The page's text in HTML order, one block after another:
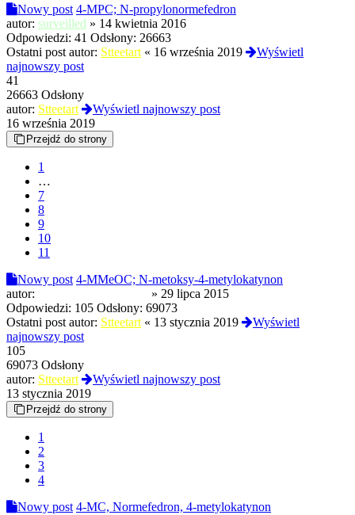
Nowy post 4-MPC; N-propylonormefedron
autor: surveilled » 14 kwietnia 2016
Odpowiedzi: 41 Odsłony: 26663
Ostatni post autor: Stteetart « 16 września 2019
Wyświetl
najnowszy post
41
26663 Odsłony
autor: Stteetart
Wyświetl najnowszy post
16 września 2019
Przejdź do strony
1
…
7
8
9
10
11
Nowy post 4-MMeOC; N-metoksy-4-metylokatynon
autor:
» 29 lipca 2015
Odpowiedzi: 105 Odsłony: 69073
Ostatni post autor: Stteetart « 13 stycznia 2019
Wyświetl
najnowszy post
105
69073 Odsłony
autor: Stteetart
Wyświetl najnowszy post
13 stycznia 2019
Przejdź do strony
1
2
3
4
Nowy post 4-MC, Normefedron, 4-metylokatynon